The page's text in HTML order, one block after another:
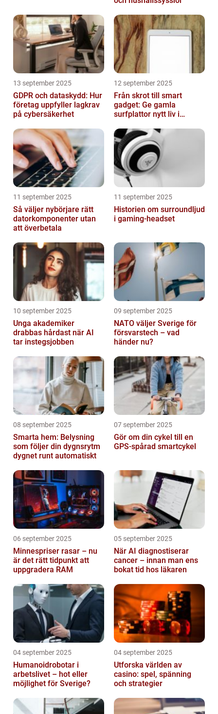
13 september 2025
GDPR och dataskydd: Hur
företag uppfyller lagkrav
på cybersäkerhet
12 september 2025
Från skrot till smart
gadget: Ge gamla
surfplattor nytt liv i
11 september 2025
Så väljer nybörjare rätt
datorkomponenter utan
att överbetala
11 september 2025
Historien om surroundljud
i gaming-headset
10 september 2025
Unga akademiker
drabbas hårdast när AI
tar instegsjobben
09 september 2025
NATO väljer Sverige för
försvarstech – vad
händer nu?
08 september 2025
Smarta hem: Belysning
som följer din dygnsrytm
dygnet runt automatiskt
07 september 2025
Gör om din cykel till en
GPS-spårad smartcykel
06 september 2025
Minnespriser rasar – nu
är det rätt tidpunkt att
uppgradera RAM
05 september 2025
När AI diagnostiserar
cancer – innan man ens
bokat tid hos läkaren
04 september 2025
Humanoidrobotar i
arbetslivet – hot eller
möjlighet för Sverige?
04 september 2025
Utforska världen av
casino: spel, spänning
och strategier